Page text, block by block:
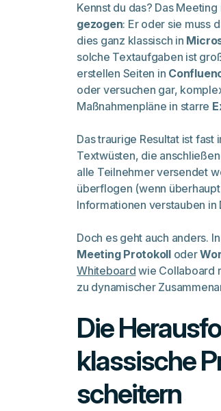
Kennst du das? Das
gezogen: Er oder sie muss
dies ganz klassisch in
solche Textaufgaben ist
erstellen Seiten in
oder versuchen gar,
Maßnahmenpläne in starre
Das traurige Resultat ist
Textwüsten, die
alle Teilnehmer versendet
überflogen (wenn
Informationen verstauben in
Doch es geht auch anders.
Meeting Protokolloder
Whiteboard wie Collaboard
zu dynamischer
Die
klassische
scheitern